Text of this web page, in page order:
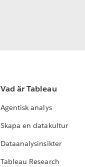
Vad är Tableau
Agentisk analys
Skapa en datakultur
Dataanalysinsikter
Tableau Research